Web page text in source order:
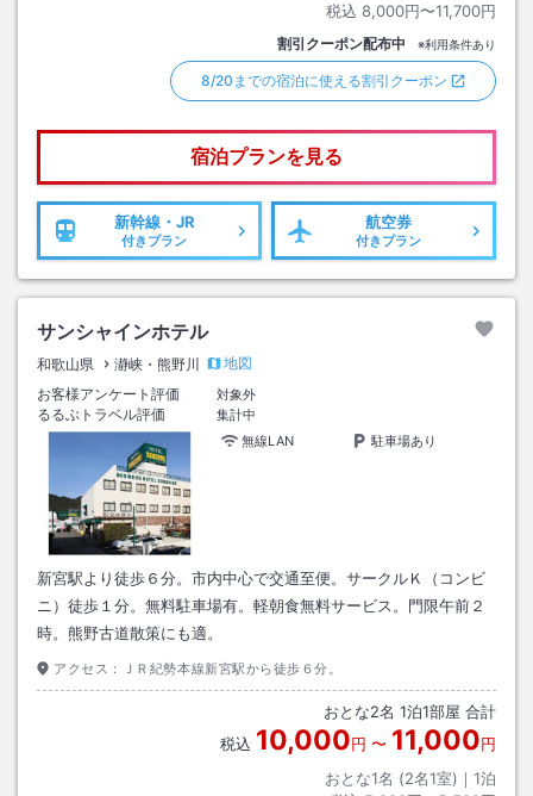
税込 8,000円〜11,700円
割引クーポン配布中 ※利用条件あり
8/20までの宿泊に使える割引クーポン
宿泊プランを見る
新幹線・JR
付きプラン
航空券
付きプラン
サンシャインホテル
和歌山県 瀞峡・熊野川
地図
お客様アンケート評価
対象外
るるぶトラベル評価
集計中
無線LAN
駐車場あり
新宮駅より徒歩６分。市内中心で交通至便。サークルＫ（コンビ
ニ）徒歩１分。無料駐車場有。軽朝食無料サービス。門限午前２
時。熊野古道散策にも適。
アクセス： ＪＲ紀勢本線新宮駅から徒歩６分。
おとな2名 1泊1部屋 合計
税込 10,000円 〜 11,000円
おとな1名 (2名1室)｜ 1泊